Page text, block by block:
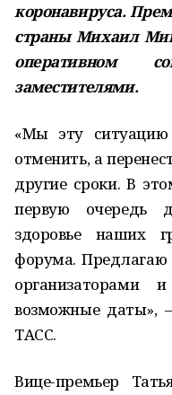
коронавируса.
страны Михаил
оперативном
заместителями.
«Мы эту
отменить, а
другие сроки. В
первую очередь
здоровье наших
форума. Предлагаю
организаторами
возможные даты»,
ТАСС.
Вице-премьер